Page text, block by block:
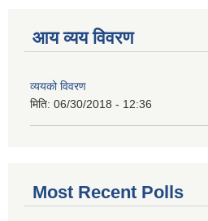
आय व्यय विवरण
व्ययको विवरण
मिति: 06/30/2018 - 12:36
Most Recent Polls